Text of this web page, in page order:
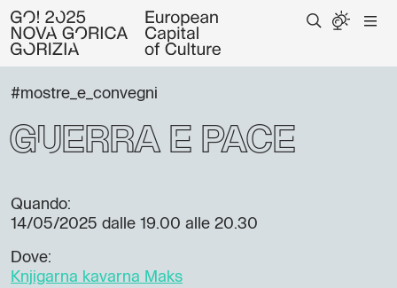
#mostre_e_convegni
Guerra e pace
Quando:
14/05/2025 dalle 19.00 alle 20.30
Dove:
Knjigarna kavarna Maks